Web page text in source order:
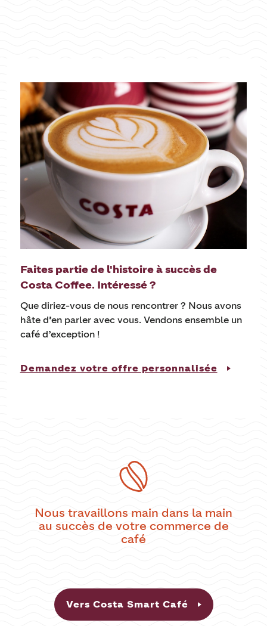
Faites partie de l'histoire à succès de
Costa Coffee. Intéressé ?
Que diriez-vous de nous rencontrer ? Nous avons
hâte d’en parler avec vous. Vendons ensemble un
café d’exception !
Demandez votre offre personnalisée
Nous travaillons main dans la main
au succès de votre commerce de
café
Vers Costa Smart Café